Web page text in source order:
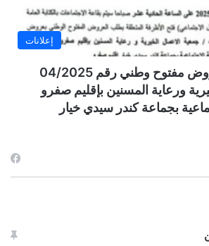
إعلانات
إعلان عن طلب عروض مفتوح وطني رقم 04/2025
ورعاية المسنين بإقليم صفرو
بجماعة كندر سيدي خيار